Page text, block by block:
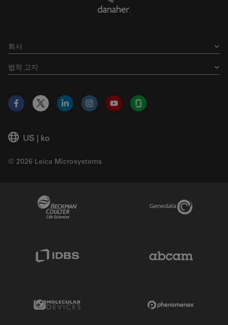
회사
법적 고지
US | ko
© 2026 Leica Microsystems
Facebook
X LinkedInInstagramYouTubeGlassdoor
Genedata Link
Molecular Devices Link